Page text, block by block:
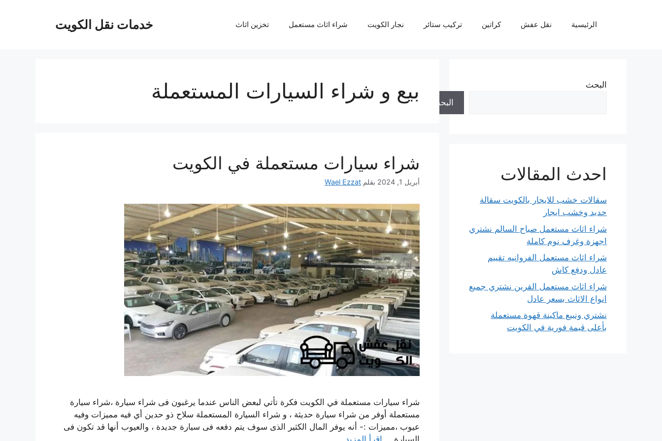
خدمات نقل الكويت الرئيسية نقل عفش كراتين تركيب ستائر نجار الكويت شراء اثاث مستعمل تخزين اثاث
بيع و شراء السيارات المستعملة
شراء سيارات مستعملة في الكويت
أبريل 1, 2024 بقلم Wael Ezzat
شراء سيارات مستعملة في الكويت فكرة تأتي لبعض الناس عندما يرغبون فى شراء سيارة ،شراء سيارة
مستعملة أوفر من شراء سيارة حديثة ، و شراء السيارة المستعملة سلاح ذو حدين أي فيه مميزات وفيه
عيوب ،مميزات :- أنه يوفر المال الكثير الذى سوف يتم دفعه فى سيارة جديدة ، والعيوب أنها قد تكون فى
البحث
البحث
احدث المقالات
سقالات خشب للايجار بالكويت سقالة
حديد وخشب ايجار
شراء اثاث مستعمل صباح السالم نشتري
اجهزة وغرف نوم كاملة
شراء اثاث مستعمل الفروانيه تقييم
عادل ودفع كاش
شراء اثاث مستعمل القرين نشتري جميع
انواع الاثاث بسعر عادل
نشتري ونبيع ماكينة قهوة مستعملة
بأعلى قيمة فورية في الكويت